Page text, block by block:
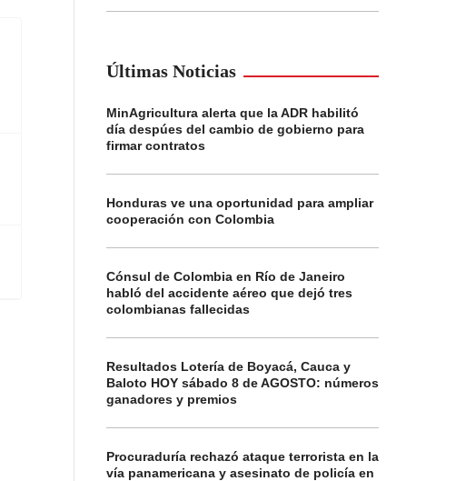
Últimas Noticias
MinAgricultura alerta que la ADR habilitó
día despúes del cambio de gobierno para
firmar contratos
Honduras ve una oportunidad para ampliar
cooperación con Colombia
Cónsul de Colombia en Río de Janeiro
habló del accidente aéreo que dejó tres
colombianas fallecidas
Resultados Lotería de Boyacá, Cauca y
Baloto HOY sábado 8 de AGOSTO: números
ganadores y premios
Procuraduría rechazó ataque terrorista en la
vía panamericana y asesinato de policía en